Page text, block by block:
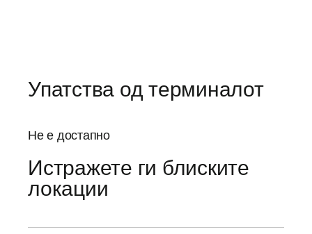
Упатства од терминалот
Не е достапно
Истражете ги блиските
локации